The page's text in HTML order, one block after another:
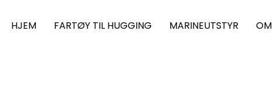
HJEM FARTØY TIL HUGGING MARINEUTSTYR OM